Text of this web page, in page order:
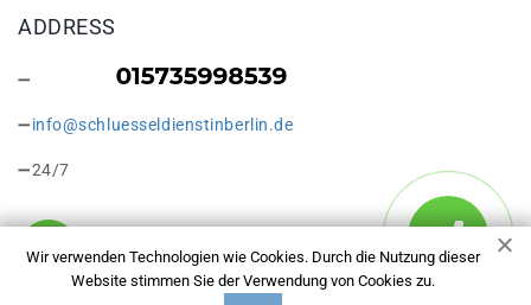
Wir verwenden Technologien wie Cookies. Durch die Nutzung dieser
Website stimmen Sie der Verwendung von Cookies zu.
ADDRESS
info@schluesseldienstinberlin.de
24/7
Copyright © 2026 Schlüsseldienst in Berlin Friedrichsfelde.